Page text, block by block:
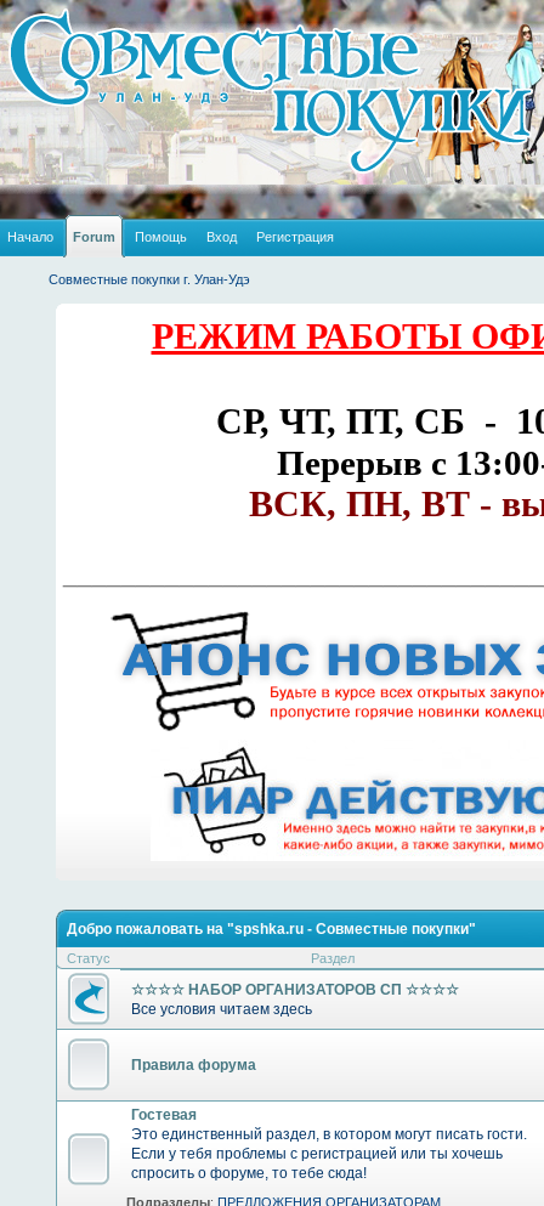
Начало Forum Помощь Вход Регистрация
Совместные покупки г. Улан-Удэ
РЕЖИМ РАБОТЫ
СР, ЧТ, ПТ, СБ -
Перерыв с
ВСК, ПН, ВТ -
Добро пожаловать на "spshka.ru - Совместные покупки"
Статус Раздел
☆☆☆☆ НАБОР ОРГАНИЗАТОРОВ СП ☆☆☆☆
Все условия читаем здесь
Правила форума
Гостевая
Это единственный раздел, в котором могут писать гости.
Если у тебя проблемы с регистрацией или ты хочешь
спросить о форуме, то тебе сюда!
Подразделы: ПРЕДЛОЖЕНИЯ ОРГАНИЗАТОРАМ